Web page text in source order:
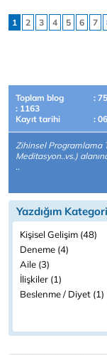
1
2 3 4 5 6 7
Toplam blog
: 75
: 1163
Kayıt tarihi
:
Zihinsel Programlama
Meditasyon..vs.)
..
Yazdığım
Kişisel Gelişim (48)
Deneme (4)
Aile (3)
İlişkiler (1)
Beslenme / Diyet (1)